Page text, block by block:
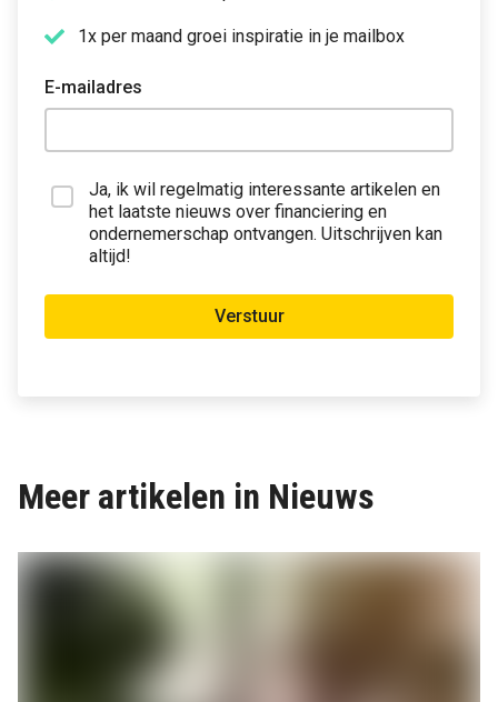
1x per maand groei inspiratie in je mailbox
E-mailadres
Ja, ik wil regelmatig interessante artikelen en
het laatste nieuws over financiering en
ondernemerschap ontvangen. Uitschrijven kan
altijd!
Verstuur
Meer artikelen in Nieuws